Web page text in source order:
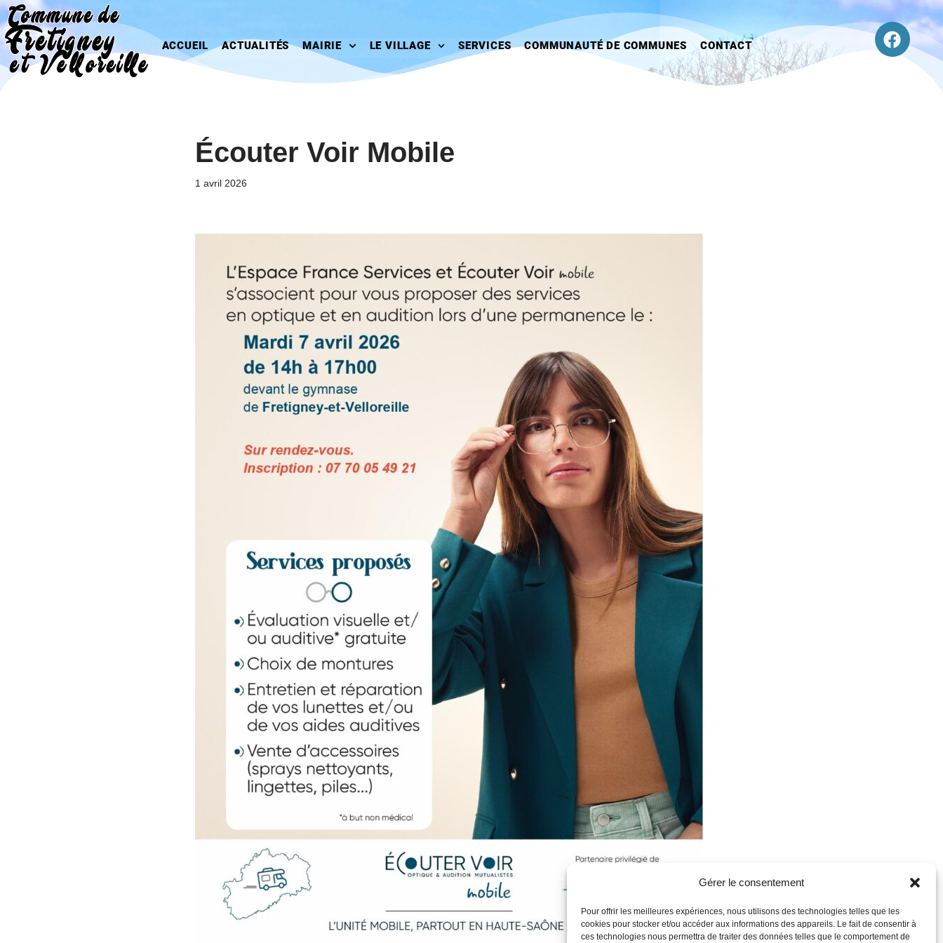
Gérer le consentement
Pour offrir les meilleures expériences, nous utilisons des technologies telles que les
cookies pour stocker et/ou accéder aux informations des appareils. Le fait de consentir à
ces technologies nous permettra de traiter des données telles que le comportement de
Aller
au
contenu
ACCUEIL ACTUALITÉS MAIRIE LE VILLAGE SERVICES COMMUNAUTÉ DE COMMUNES CONTACT
Écouter Voir Mobile
1 avril 2026